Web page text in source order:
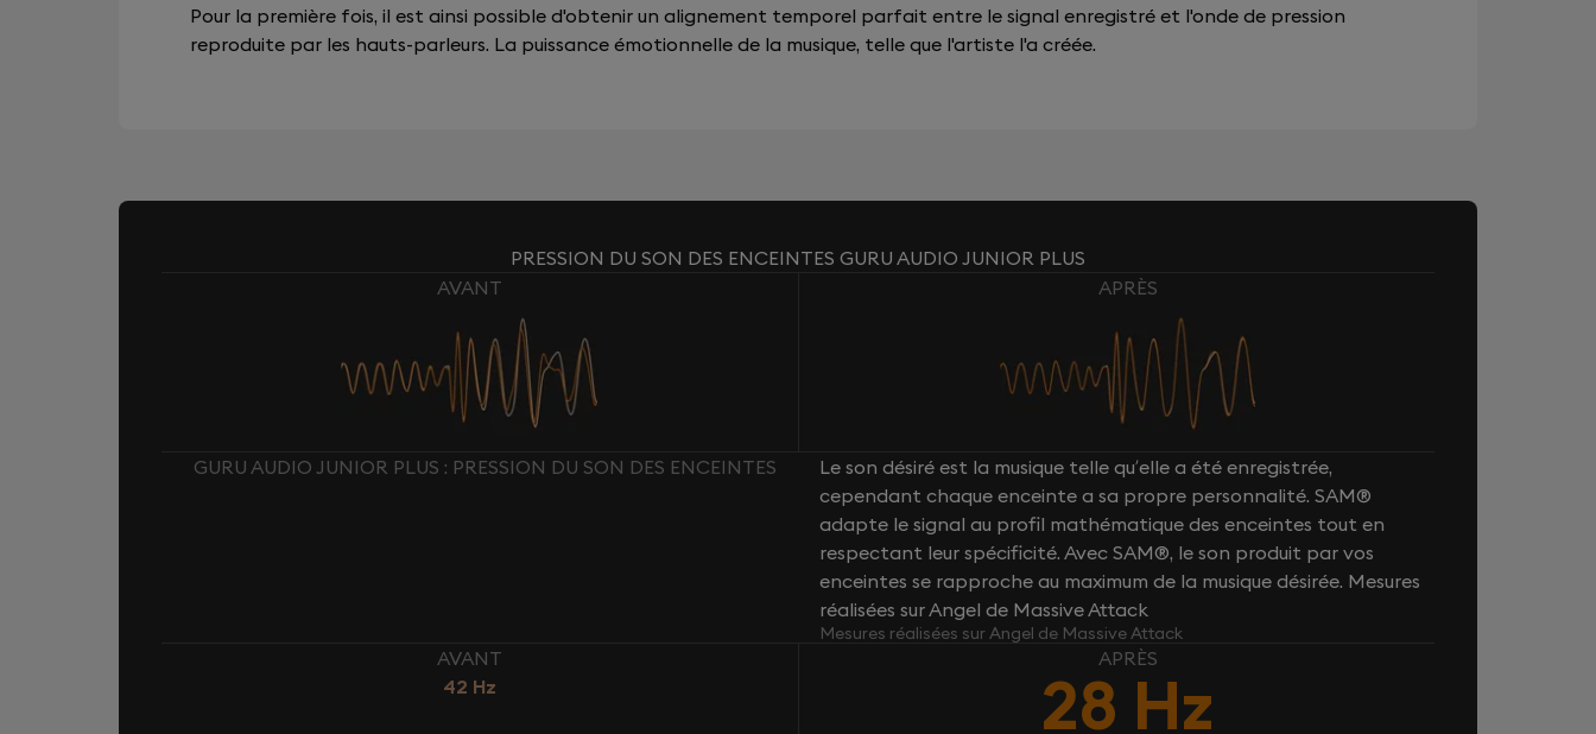
Pour la première fois, il est ainsi possible d'obtenir un alignement temporel parfait entre le signal enregistré et l'onde de pression
reproduite par les hauts-parleurs. La puissance émotionnelle de la musique, telle que l'artiste l'a créée.
PRESSION DU SON DES ENCEINTES GURU AUDIO JUNIOR PLUS
AVANT
APRÈS
GURU AUDIO JUNIOR PLUS : PRESSION DU SON DES ENCEINTES
Le son désiré est la musique telle qu’elle a été enregistrée,
cependant chaque enceinte a sa propre personnalité. SAM®
adapte le signal au profil mathématique des enceintes tout en
respectant leur spécificité. Avec SAM®, le son produit par vos
enceintes se rapproche au maximum de la musique désirée. Mesures
réalisées sur Angel de Massive Attack
Mesures réalisées sur Angel de Massive Attack
AVANT
42 Hz
APRÈS
28 Hz